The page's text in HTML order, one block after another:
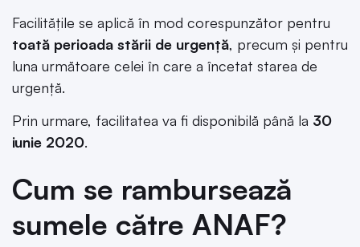
Facilitățile se aplică în mod corespunzător pentru
toată perioada stării de urgență, precum și pentru
luna următoare celei în care a încetat starea de
urgență.
Prin urmare, facilitatea va fi disponibilă până la 30
iunie 2020.
Cum se rambursează
sumele către ANAF?